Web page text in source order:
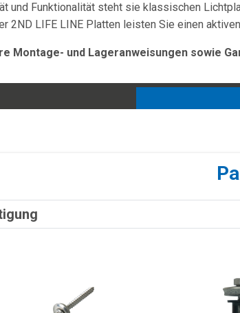
und Funktionalität steht sie klassischen
2ND LIFE LINE Platten leisten Sie einen
Montage- und Lageranweisungen sowie